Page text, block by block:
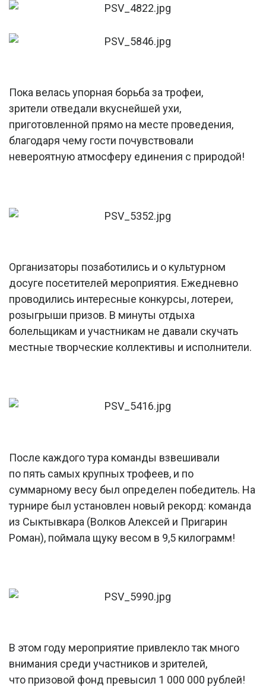
Пока велась упорная борьба за трофеи,
зрители отведали вкуснейшей ухи,
приготовленной прямо на месте проведения,
благодаря чему гости почувствовали
невероятную атмосферу единения с природой!
Организаторы позаботились и о культурном
досуге посетителей мероприятия. Ежедневно
проводились интересные конкурсы, лотереи,
розыгрыши призов. В минуты отдыха
болельщикам и участникам не давали скучать
местные творческие коллективы и исполнители.
После каждого тура команды взвешивали
по пять самых крупных трофеев, и по
суммарному весу был определен победитель. На
турнире был установлен новый рекорд: команда
из Сыктывкара (Волков Алексей и Пригарин
Роман), поймала щуку весом в 9,5 килограмм!
В этом году мероприятие привлекло так много
внимания среди участников и зрителей,
что призовой фонд превысил 1 000 000 рублей!